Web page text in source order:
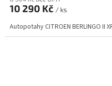
10 290 Kč / ks
Autopotahy CITROEN BERLINGO II